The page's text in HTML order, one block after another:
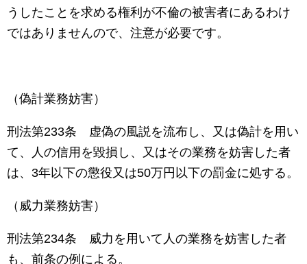
うしたことを求める権利が不倫の被害者にあるわけ
ではありませんので、注意が必要です。
（偽計業務妨害）
刑法第233条 虚偽の風説を流布し、又は偽計を用い
て、人の信用を毀損し、又はその業務を妨害した者
は、 3年以下の懲役又は50万円以下の罰金に処する。
（威力業務妨害）
刑法第234条 威力を用いて人の業務を妨害した者
も、前条の例による。